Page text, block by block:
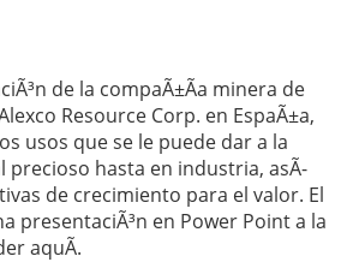
de la compaÃ±Ã­a minera de
Resource Corp. en EspaÃ±a,
usos que se le puede dar a la
precioso hasta en industria, asÃ­
de crecimiento para el valor. El
presentaciÃ³n en Power Point a la
aquÃ­.